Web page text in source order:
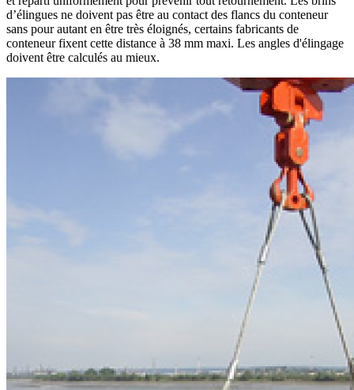
d’élingues ne doivent pas être au contact des flancs du conteneur
sans pour autant en être très éloignés, certains fabricants de
conteneur fixent cette distance à 38 mm maxi. Les angles d'élingage
doivent être calculés au mieux.